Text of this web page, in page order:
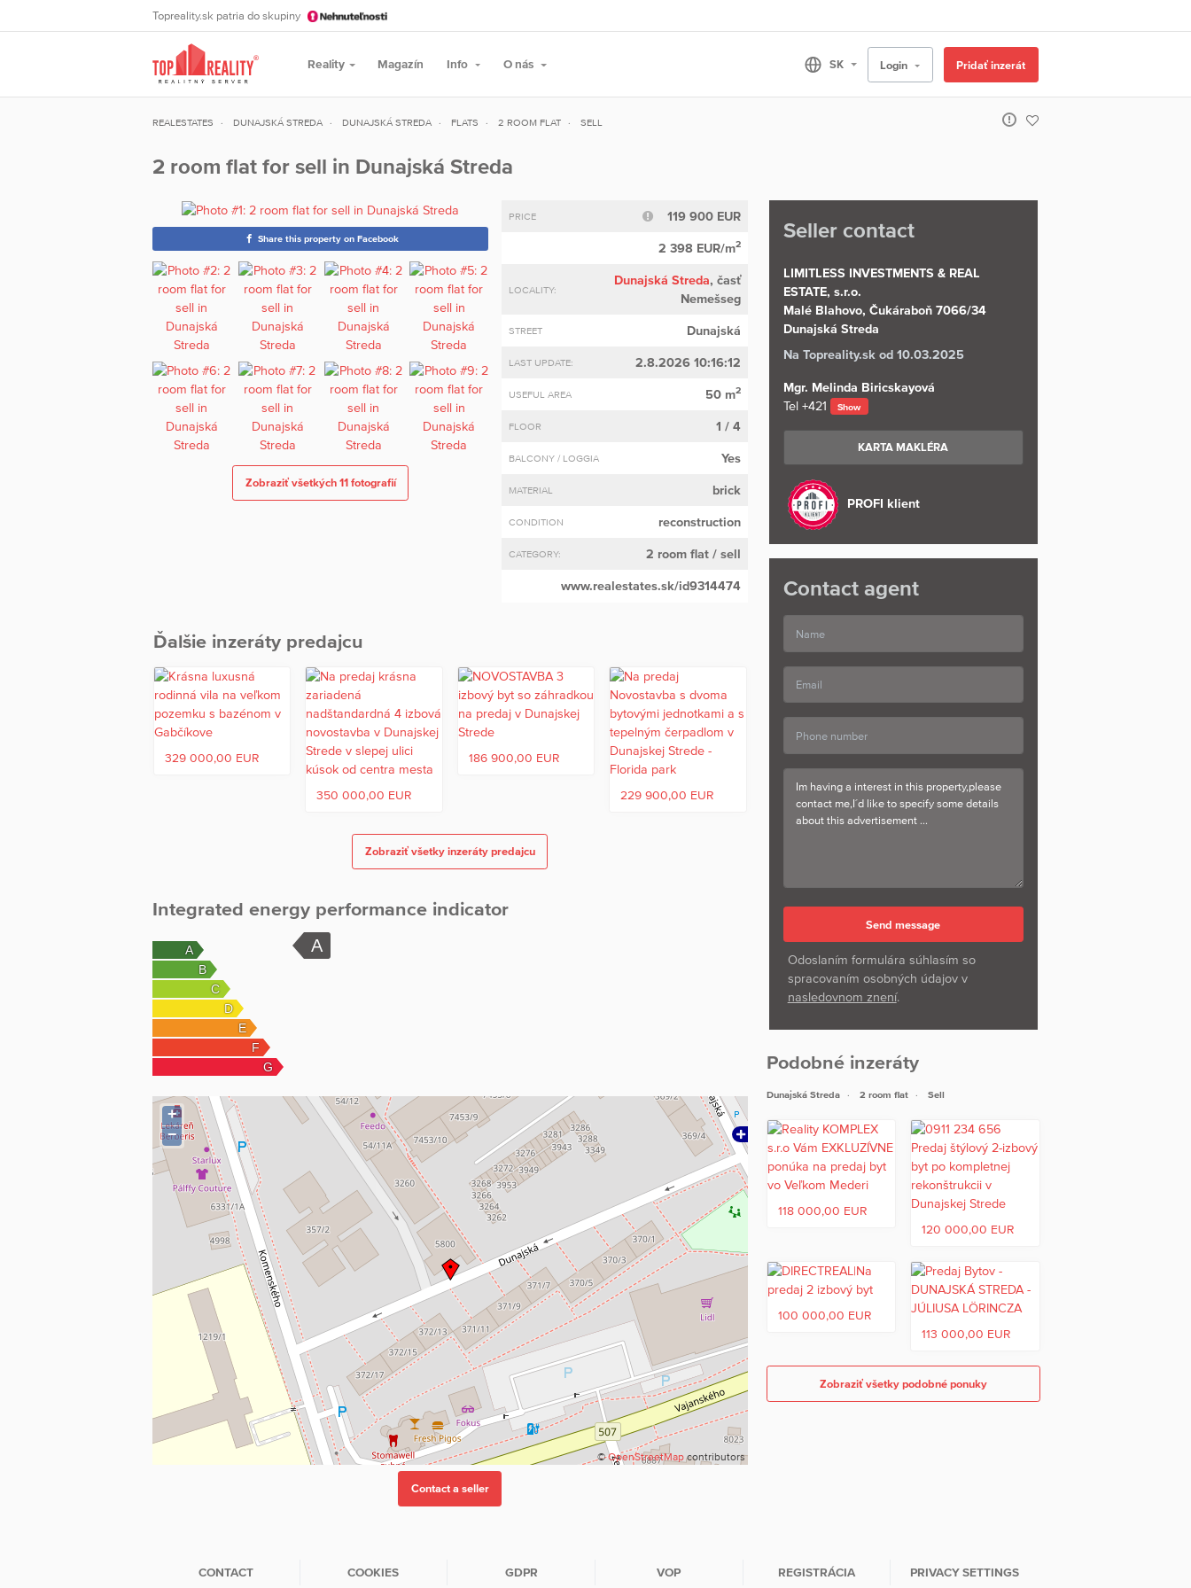
Topreality.sk patria do skupiny
Reality Magazín Info O nás Login Pridať inzerát
REALESTATES DUNAJSKÁ STREDA DUNAJSKÁ STREDA FLATS 2 ROOM FLAT SELL
2 room flat for sell in Dunajská Streda
Share this property on Facebook
Zobraziť všetkých 11 fotografií
PRICE 119 900 EUR
2 398 EUR/m2
LOCALITY:
Dunajská Streda, časť
Nemešseg
STREET Dunajská
LAST UPDATE: 2.8.2026 10:16:12
USEFUL AREA 50 m2
FLOOR 1 / 4
BALCONY / LOGGIA Yes
MATERIAL brick
CONDITION reconstruction
CATEGORY: 2 room flat/ sell
www.realestates.sk/id9314474
Ďalšie inzeráty predajcu
329 000,00 EUR
350 000,00 EUR
186 900,00 EUR
229 900,00 EUR
Zobraziť všetky inzeráty predajcu
Integrated energy performance indicator
+
−
©OpenStreetMapcontributors
Seller contact
LIMITLESS INVESTMENTS & REAL
ESTATE, s.r.o.
Malé Blahovo, Čukáraboň 7066/34
Dunajská Streda
Na Topreality.sk od 10.03.2025
Mgr. Melinda Biricskayová
Tel+421 Show
KARTA MAKLÉRA
PROFI klient
Contact agent
Odoslaním formulára súhlasím so
spracovaním osobných údajov v
nasledovnom znení.
Podobné inzeráty
Dunajská Streda 2 room flat Sell
118 000,00 EUR
120 000,00 EUR
100 000,00 EUR
113 000,00 EUR
Zobraziť všetky podobné ponuky
CONTACT COOKIES GDPR VOP REGISTRÁCIA PRIVACY SETTINGS